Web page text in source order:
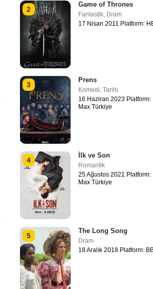
2
Game of Thrones
Fantastik, Dram
17 Nisan 2011 Platform:
3
Prens
Komedi, Tarihi
16 Haziran 2023 Platform:
Max Türkiye
4
İlk ve Son
Romantik
25 Ağustos 2021 Platform:
Max Türkiye
5
The Long Song
Dram
18 Aralık 2018 Platform: